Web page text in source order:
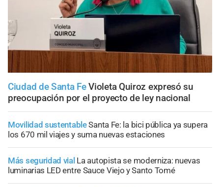
Ciudad de Santa Fe Violeta Quiroz expresó su
preocupación por el proyecto de ley nacional
Movilidad sustentableSanta Fe: la bici pública ya supera
los 670 mil viajes y suma nuevas estaciones
Más seguridad vial La autopista se moderniza: nuevas
luminarias LED entre Sauce Viejo y Santo Tomé